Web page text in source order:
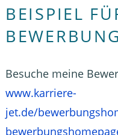
BEISPIEL
Besuche meine
www.karriere-
jet.de/